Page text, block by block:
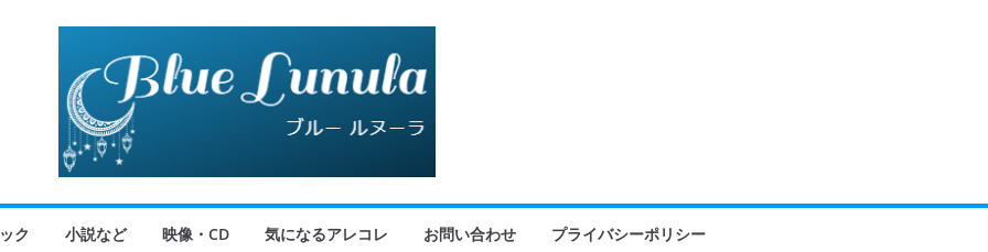
ク 小説など 映像・CD 気になるアレコレ お問い合わせ プライバシーポリシー